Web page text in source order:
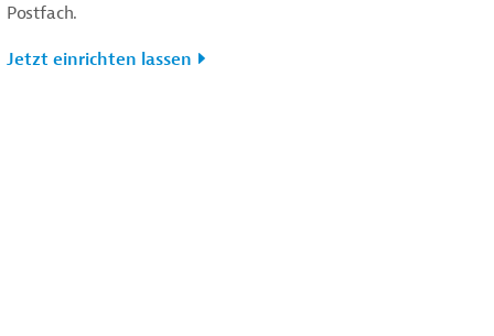
Postfach.
Jetzt einrichten lassen